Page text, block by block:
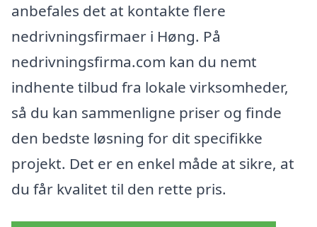
anbefales det at kontakte flere
nedrivningsfirmaer i Høng. På
nedrivningsfirma.com kan du nemt
indhente tilbud fra lokale virksomheder,
så du kan sammenligne priser og finde
den bedste løsning for dit specifikke
projekt. Det er en enkel måde at sikre, at
du får kvalitet til den rette pris.